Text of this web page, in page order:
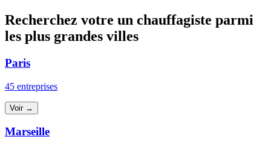
Recherchez votre un chauffagiste parmi
les plus grandes villes
Paris
45 entreprises
Voir →
Marseille